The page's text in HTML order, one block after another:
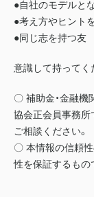
●自社のモデルと
●考え方やヒント
●同じ志を持つ友
意識して持ってく
〇 補助金・金融
協会正会員事務所
ご相談ください。
〇 本情報の信頼
性を保証するもの